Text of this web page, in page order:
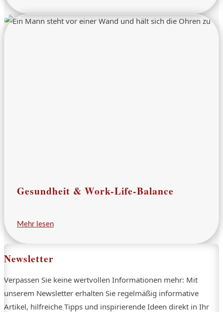
Gesundheit & Work-Life-Balance
Mehr lesen
Newsletter
Verpassen Sie keine wertvollen Informationen mehr: Mit
unserem Newsletter erhalten Sie regelmäßig informative
Artikel, hilfreiche Tipps und inspirierende Ideen direkt in Ihr